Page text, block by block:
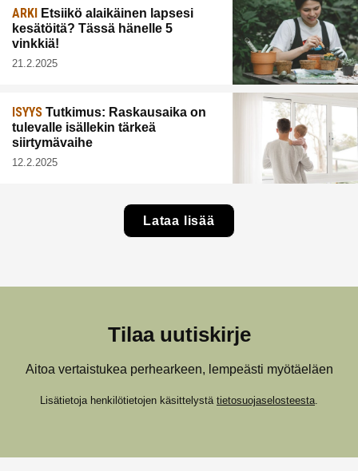
ARKI
Etsiikö alaikäinen lapsesi
kesätöitä? Tässä hänelle 5
vinkkiä!
21.2.2025
ISYYS Tutkimus: Raskausaika on
tulevalle isällekin tärkeä
siirtymävaihe
12.2.2025
Lataa lisää
Tilaa uutiskirje
Aitoa vertaistukea perhearkeen, lempeästi myötäeläen
Lisätietoja henkilötietojen käsittelystä tietosuojaselosteesta